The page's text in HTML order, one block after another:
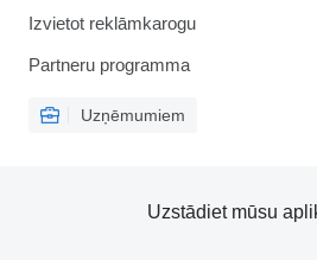
Izvietot reklāmkarogu
Partneru programma
Uzņēmumiem
Uzstādiet mūsu